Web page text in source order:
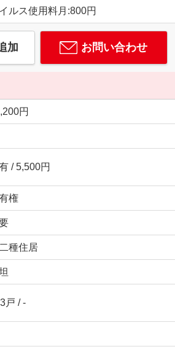
ルス使用料月:800円
加 お問い合わせ
円
/ 5,500円
権
種住居
戸 / -